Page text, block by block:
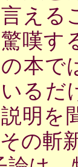
える
嘆す
本で
るだ
明を
の斬